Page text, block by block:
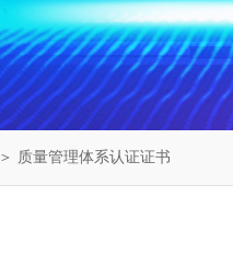
＞ 质量管理体系认证证书